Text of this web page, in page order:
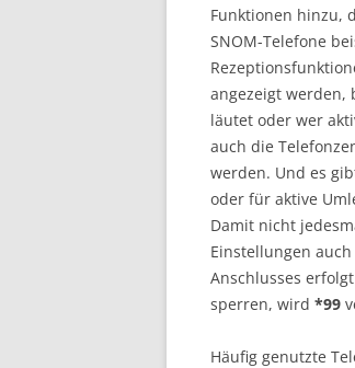
Funktionen hinzu,
SNOM-Telefone
angezeigt werden,
läutet oder wer
auch die
werden. Und es
oder für aktive
Damit nicht
Einstellungen
Anschlusses
sperren, wird *99
Häufig genutzte